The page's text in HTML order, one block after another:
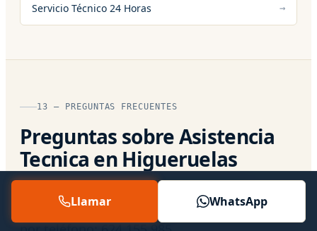
Servicio Técnico 24 Horas
13 — PREGUNTAS FRECUENTES
Preguntas sobre Asistencia
Tecnica en Higueruelas
preguntan. Si tu caso es particular, hablamos
Llamar WhatsApp